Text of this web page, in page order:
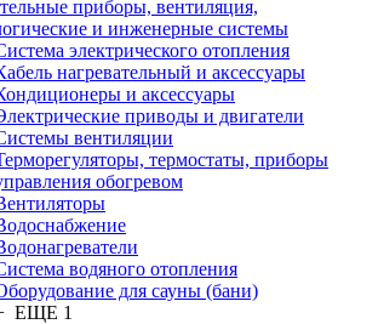
приборы, вентиляция,
и инженерные системы
электрического отопления
нагревательный и аксессуары
и аксессуары
приводы и двигатели
вентиляции
термостаты, приборы
обогревом
водяного отопления
для сауны (бани)
ЕЩЕ 1